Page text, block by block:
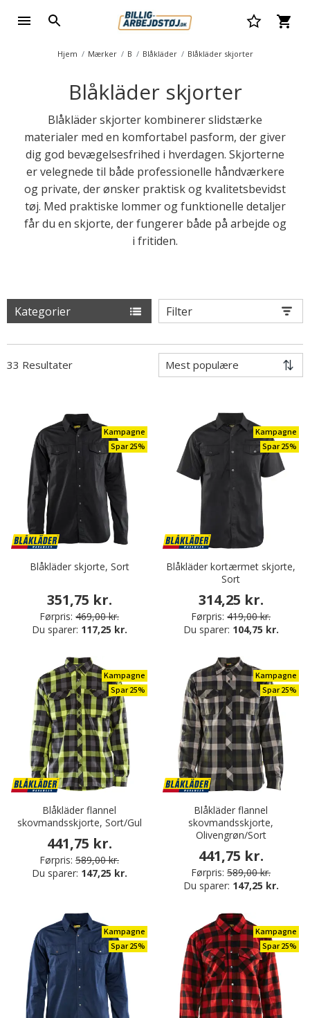
Hjem Mærker B Blåkläder Blåkläder skjorter
Blåkläder skjorter
Blåkläder skjorter kombinerer slidstærke
materialer med en komfortabel pasform, der giver
dig god bevægelsesfrihed i hverdagen. Skjorterne
er velegnede til både professionelle håndværkere
og private, der ønsker praktisk og kvalitetsbevidst
tøj. Med praktiske lommer og funktionelle detaljer
får du en skjorte, der fungerer både på arbejde og
i fritiden.
Kategorier Filter
33 Resultater
Kampagne
Spar 25%
Blåkläder skjorte, Sort
351,75 kr.
Førpris: 469,00 kr.
Du sparer: 117,25 kr.
Kampagne
Spar 25%
Blåkläder kortærmet skjorte,
Sort
314,25 kr.
Førpris: 419,00 kr.
Du sparer: 104,75 kr.
Kampagne
Spar 25%
Blåkläder flannel
skovmandsskjorte, Sort/Gul
441,75 kr.
Førpris: 589,00 kr.
Du sparer: 147,25 kr.
Kampagne
Spar 25%
Blåkläder flannel
skovmandsskjorte,
Olivengrøn/Sort
441,75 kr.
Førpris: 589,00 kr.
Du sparer: 147,25 kr.
Kampagne
Spar 25%
Kampagne
Spar 25%